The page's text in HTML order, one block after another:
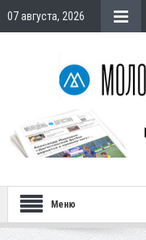
07 августа, 2026
Меню